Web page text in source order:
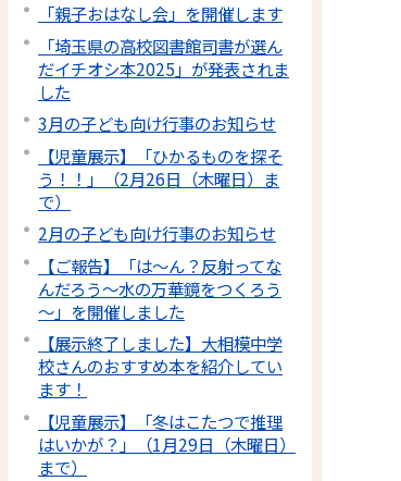
「親子おはなし会」を開催します
「埼玉県の高校図書館司書が選ん
だイチオシ本2025」が発表されま
した
3月の子ども向け行事のお知らせ
【児童展示】「ひかるものを探そ
う！！」（2月26日（木曜日）ま
で）
2月の子ども向け行事のお知らせ
【ご報告】「は～ん？反射ってな
んだろう～水の万華鏡をつくろう
～」を開催しました
【展示終了しました】大相模中学
校さんのおすすめ本を紹介してい
ます！
【児童展示】「冬はこたつで推理
はいかが？」（1月29日（木曜日）
まで）